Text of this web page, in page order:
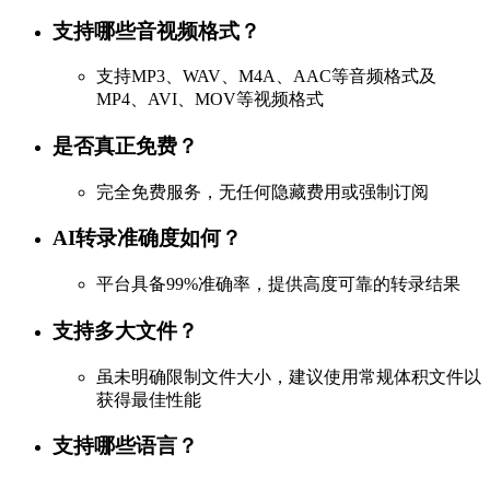
支持哪些音视频格式？
支持MP3、WAV、M4A、AAC等音频格式及
MP4、AVI、MOV等视频格式
是否真正免费？
完全免费服务，无任何隐藏费用或强制订阅
AI转录准确度如何？
平台具备99%准确率，提供高度可靠的转录结果
支持多大文件？
虽未明确限制文件大小，建议使用常规体积文件以
获得最佳性能
支持哪些语言？